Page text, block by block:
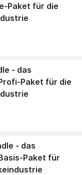
Paket für die
- das
Paket für die
- das
Paket für